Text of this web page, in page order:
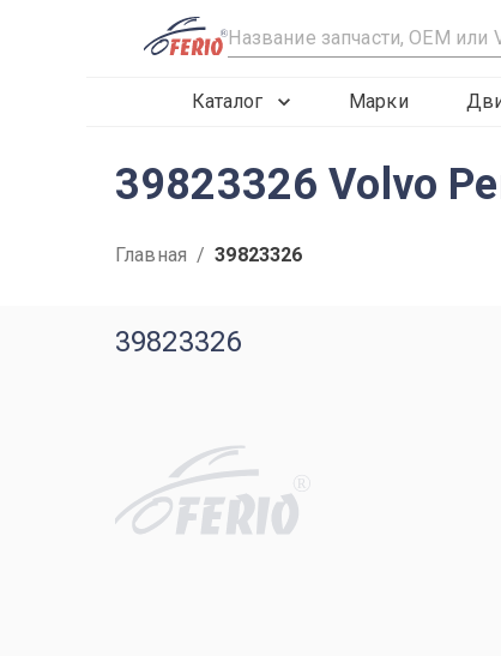
R
Каталог Марки
39823326 Volvo
Главная / 39823326
39823326
R